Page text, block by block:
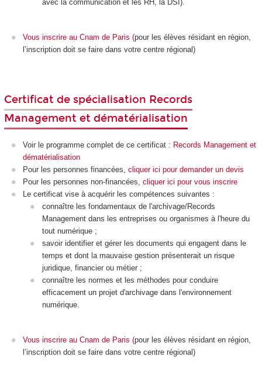
avec la communication et les RH, la DSI).
Vous inscrire au Cnam de Paris (pour les élèves résidant en région,
l’inscription doit se faire dans votre centre régional)
Certificat de spécialisation Records
Management et dématérialisation
Voir le programme complet de ce certificat : Records Management et
dématérialisation
Pour les personnes financées, cliquer ici pour demander un devis
Pour les personnes non-financées, cliquer ici pour vous inscrire
Le certificat vise à acquérir les compétences suivantes :
connaître les fondamentaux de l'archivage/Records
Management dans les entreprises ou organismes à l'heure du
tout numérique ;
savoir identifier et gérer les documents qui engagent dans le
temps et dont la mauvaise gestion présenterait un risque
juridique, financier ou métier ;
connaître les normes et les méthodes pour conduire
efficacement un projet d'archivage dans l'environnement
numérique.
Vous inscrire au Cnam de Paris (pour les élèves résidant en région,
l’inscription doit se faire dans votre centre régional)